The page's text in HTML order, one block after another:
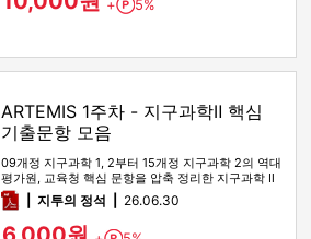
+ Point
5%
ARTEMIS 1주차 - 지구과학Ⅱ 핵심
기출문항 모음
09개정 지구과학 1, 2부터 15개정 지구과학 2의 역대
평가원, 교육청 핵심 문항을 압축 정리한 지구과학 Ⅱ
기출 선별 …
pdf지투의 정석 26.06.30